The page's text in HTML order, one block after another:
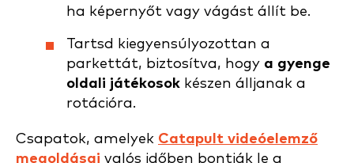
ha képernyőt vagy vágást állít be.
Tartsd kiegyensúlyozottan a
parkettát, biztosítva, hogy a gyenge
oldali játékosok készen álljanak a
rotációra.
Csapatok, amelyek Catapult videóelemző
megoldásai valós időben bontják le a